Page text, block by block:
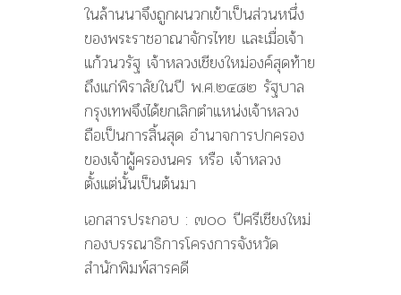
ในล้านนาจึงถูกผนวกเข้าเป็นส่วนหนึ่ง
ของพระราชอาณาจักรไทย และเมื่อเจ้า
แก้วนวรัฐ เจ้าหลวงเชียงใหม่องค์สุดท้าย
ถึงแก่พิราลัยในปี พ.ศ.๒๔๘๒ รัฐบาล
กรุงเทพจึงได้ยกเลิกตำแหน่งเจ้าหลวง
ถือเป็นการสิ้นสุด อำนาจการปกครอง
ของเจ้าผู้ครองนคร หรือ เจ้าหลวง
ตั้งแต่นั้นเป็นต้นมา
เอกสารประกอบ : ๗๐๐ ปีศรีเชียงใหม่
กองบรรณาธิการโครงการจังหวัด
สำนักพิมพ์สารคดี